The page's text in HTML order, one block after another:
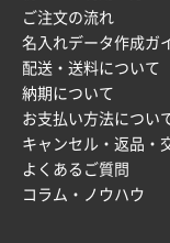
富山県O社様
uni ジェット
2025年12月09
安い、早い
埼玉県G社様
ラミネート
2025年12月04
ご注文の流れ
名入れデータ作成ガ
配送・送料について
納期について
お支払い方法につい
キャンセル・返品・
よくあるご質問
コラム・ノウハウ